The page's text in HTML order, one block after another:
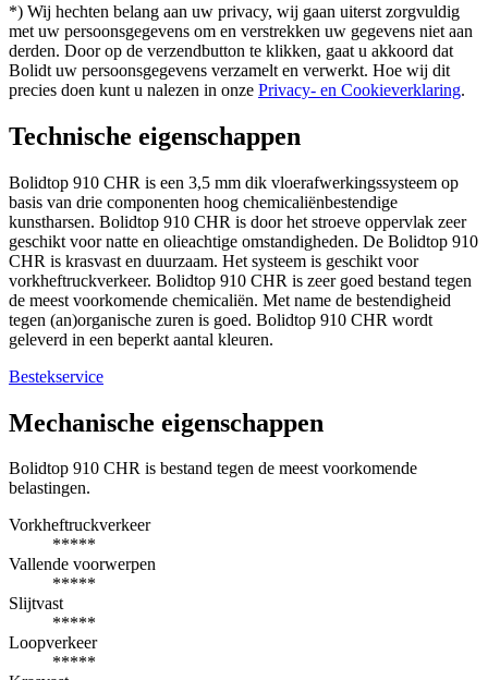
*) Wij hechten belang aan uw privacy, wij gaan uiterst zorgvuldig
met uw persoonsgegevens om en verstrekken uw gegevens niet aan
derden. Door op de verzendbutton te klikken, gaat u akkoord dat
Bolidt uw persoonsgegevens verzamelt en verwerkt. Hoe wij dit
precies doen kunt u nalezen in onze Privacy- en Cookieverklaring.
Technische eigenschappen
Bolidtop 910 CHR is een 3,5 mm dik vloerafwerkingssysteem op
basis van drie componenten hoog chemicaliënbestendige
kunstharsen. Bolidtop 910 CHR is door het stroeve oppervlak zeer
geschikt voor natte en olieachtige omstandigheden. De Bolidtop 910
CHR is krasvast en duurzaam. Het systeem is geschikt voor
vorkheftruckverkeer. Bolidtop 910 CHR is zeer goed bestand tegen
de meest voorkomende chemicaliën. Met name de bestendigheid
tegen (an)organische zuren is goed. Bolidtop 910 CHR wordt
geleverd in een beperkt aantal kleuren.
Bestekservice
Mechanische eigenschappen
Bolidtop 910 CHR is bestand tegen de meest voorkomende
belastingen.
Vorkheftruckverkeer
*****
Vallende voorwerpen
*****
Slijtvast
*****
Loopverkeer
*****